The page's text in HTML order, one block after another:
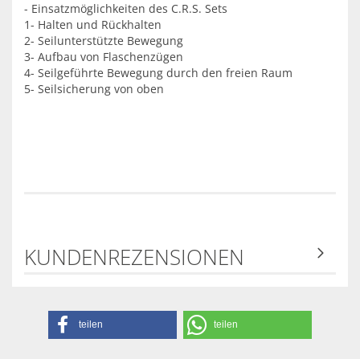
- Einsatzmöglichkeiten des C.R.S. Sets
1- Halten und Rückhalten
2- Seilunterstützte Bewegung
3- Aufbau von Flaschenzügen
4- Seilgeführte Bewegung durch den freien Raum
5- Seilsicherung von oben
KUNDENREZENSIONEN
teilen teilen